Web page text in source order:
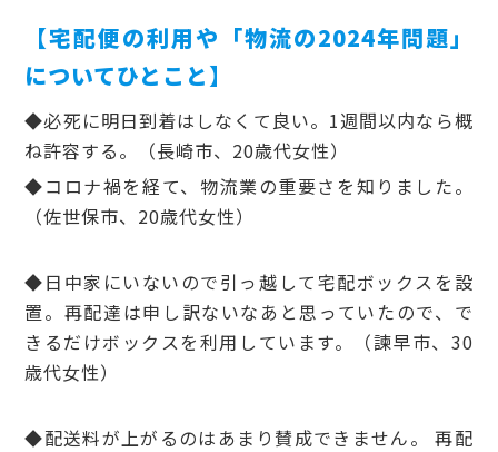
【宅配便の利用や「物流の2024年問題」
についてひとこと】
◆必死に明日到着はしなくて良い。1週間以内なら概
ね許容する。（長崎市、20歳代女性）
◆コロナ禍を経て、物流業の重要さを知りました。
（佐世保市、20歳代女性）
◆日中家にいないので引っ越して宅配ボックスを設
置。再配達は申し訳ないなあと思っていたので、で
きるだけボックスを利用しています。（諫早市、30
歳代女性）
◆配送料が上がるのはあまり賛成できません。 再配